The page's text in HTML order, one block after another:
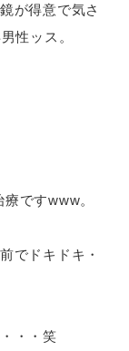
が得意で気さ
性ッス。
ですwww。
でドキドキ・
・・笑